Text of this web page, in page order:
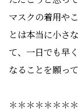
マスクの着用や
とは本当に小さ
て、一日でも早
なることを願って
＊＊＊＊＊＊＊